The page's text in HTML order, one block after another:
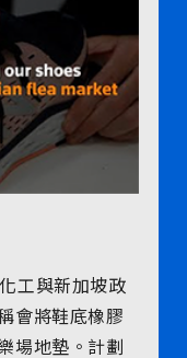
工與新加坡政
會將鞋底橡膠
場地墊。計劃